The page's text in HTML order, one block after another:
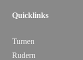
Quicklinks
Turnen
Rudern